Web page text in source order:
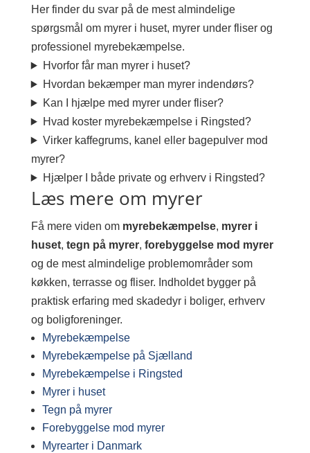
Her finder du svar på de mest almindelige
spørgsmål om myrer i huset, myrer under fliser og
professionel myrebekæmpelse.
Hvorfor får man myrer i huset?
Hvordan bekæmper man myrer indendørs?
Kan I hjælpe med myrer under fliser?
Hvad koster myrebekæmpelse i Ringsted?
Virker kaffegrums, kanel eller bagepulver mod
myrer?
Hjælper I både private og erhverv i Ringsted?
Læs mere om myrer
Få mere viden om myrebekæmpelse, myrer i
huset, tegn på myrer, forebyggelse mod myrer
og de mest almindelige problemområder som
køkken, terrasse og fliser. Indholdet bygger på
praktisk erfaring med skadedyr i boliger, erhverv
og boligforeninger.
Myrebekæmpelse
Myrebekæmpelse på Sjælland
Myrebekæmpelse i Ringsted
Myrer i huset
Tegn på myrer
Forebyggelse mod myrer
Myrearter i Danmark